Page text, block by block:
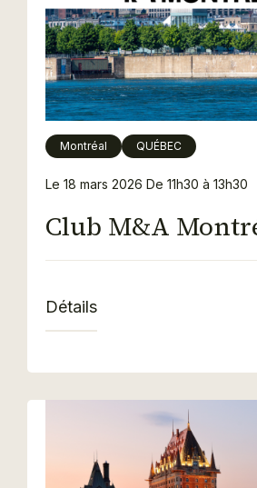
Club M&A
Le 18 mars 2026 De 11h30 à 13h30
Montréal QUÉBEC
Détails